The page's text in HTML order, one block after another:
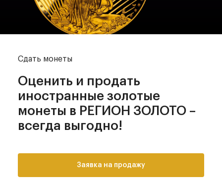
Сдать монеты
Оценить и продать
иностранные золотые
монеты в РЕГИОН ЗОЛОТО –
всегда выгодно!
Заявка на продажу